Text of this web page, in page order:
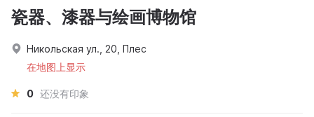
瓷器、漆器与绘画博物馆
Никольская ул., 20, Плес
在地图上显示
0 还没有印象